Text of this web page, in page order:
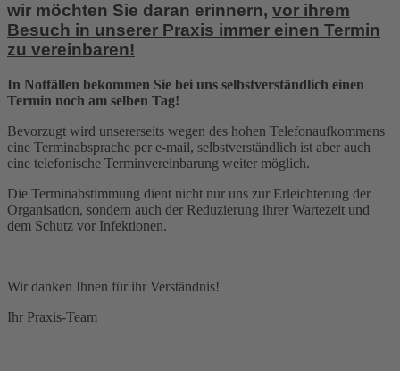
wir möchten Sie daran erinnern, vor ihrem
Besuch in unserer Praxis immer einen Termin
zu vereinbaren!
In Notfällen bekommen Sie bei uns selbstverständlich einen
Termin noch am selben Tag!
Bevorzugt wird unsererseits wegen des hohen Telefonaufkommens
eine Terminabsprache per e-mail, selbstverständlich ist aber auch
eine telefonische Terminvereinbarung weiter möglich.
Die Terminabstimmung dient nicht nur uns zur Erleichterung der
Organisation, sondern auch der Reduzierung ihrer Wartezeit und
dem Schutz vor Infektionen.
Wir danken Ihnen für ihr Verständnis!
Ihr Praxis-Team